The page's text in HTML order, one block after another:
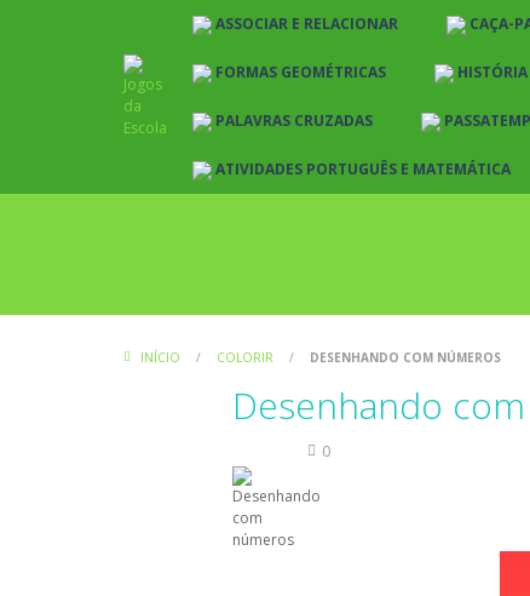
ASSOCIAR E RELACIONAR CAÇA-
FORMAS GEOMÉTRICAS
PALAVRAS CRUZADAS
ATIVIDADES PORTUGUÊS E MATEMÁTICA
INÍCIO / COLORIR / DESENHANDO COM NÚMEROS
Desenhando
0